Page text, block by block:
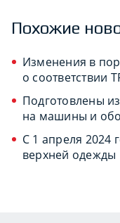
Похожие
Изменения в
о соответствии
Подготовлены
на машины и
С 1 апреля 2024
верхней одежды